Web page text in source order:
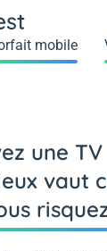
mobile
une
vaut